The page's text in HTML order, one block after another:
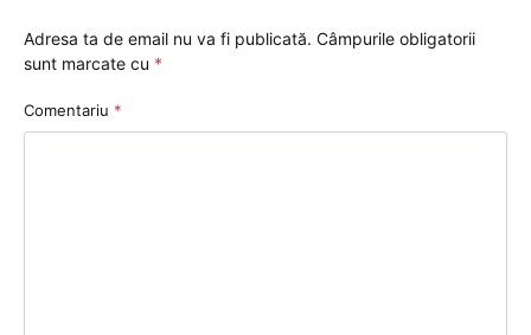
Adresa ta de email nu va fi publicată. Câmpurile obligatorii
sunt marcate cu *
Comentariu *